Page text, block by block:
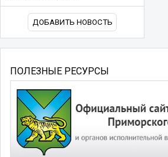
ДОБАВИТЬ НОВОСТЬ
ПОЛЕЗНЫЕ РЕСУРСЫ